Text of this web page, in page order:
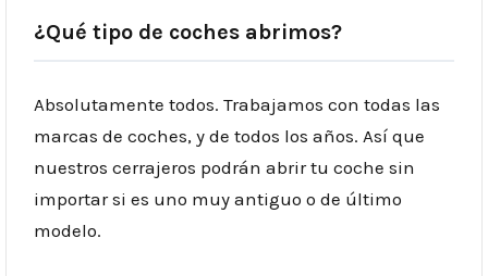
¿Qué tipo de coches abrimos?
Absolutamente todos. Trabajamos con todas las
marcas de coches, y de todos los años. Así que
nuestros cerrajeros podrán abrir tu coche sin
importar si es uno muy antiguo o de último
modelo.